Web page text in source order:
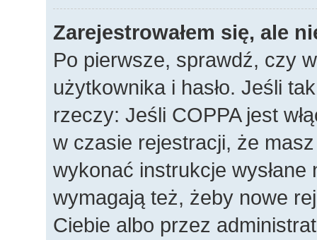
Zarejestrowałem się, ale
Po pierwsze, sprawdź, czy
użytkownika i hasło. Jeśli
rzeczy: Jeśli COPPA jest
w czasie rejestracji, że
wykonać instrukcje
wymagają też, żeby nowe
Ciebie albo przez